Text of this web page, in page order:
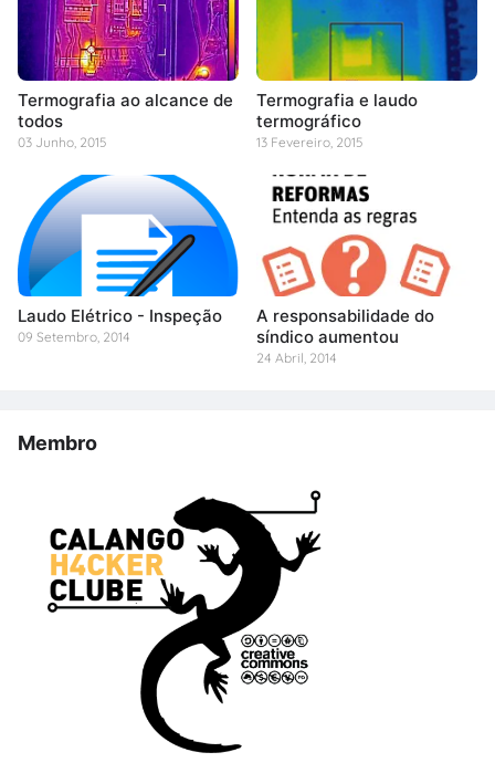
Termografia ao alcance de
todos
03 Junho, 2015
Termografia e laudo
termográfico
13 Fevereiro, 2015
Laudo Elétrico - Inspeção
09 Setembro, 2014
A responsabilidade do
síndico aumentou
24 Abril, 2014
Membro